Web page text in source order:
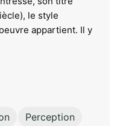
le style
appartient. Il y
Perception